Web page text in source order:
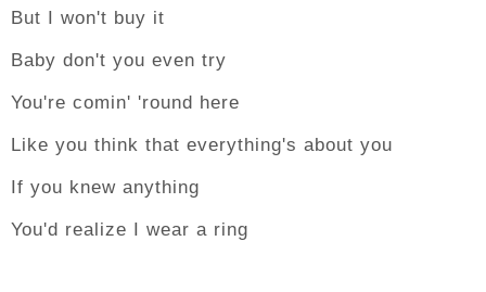
But I won't buy it
Baby don't you even try
You're comin' 'round here
Like you think that everything's about you
If you knew anything
You'd realize I wear a ring